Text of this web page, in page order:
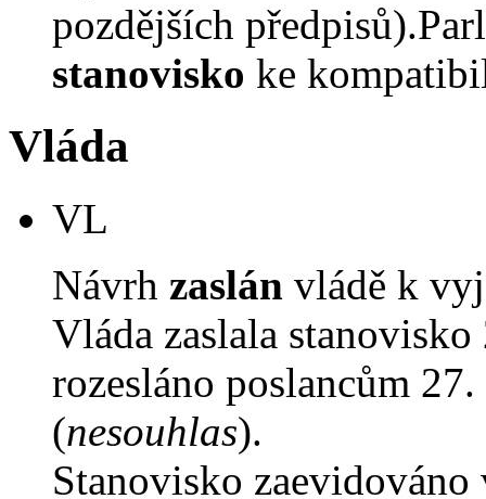
pozdějších
stanovisko ke
Vláda
VL
Návrh zaslán vládě k
Vláda zaslala
rozesláno poslancům
(nesouhlas).
Stanovisko